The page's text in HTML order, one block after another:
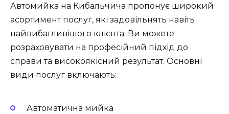
Автомийка на Кибальчича пропонує широкий
асортимент послуг, які задовільнять навіть
найвибагливішого клієнта. Ви можете
розраховувати на професійний підхід до
справи та високоякісний результат. Основні
види послуг включають:
Автоматична мийка